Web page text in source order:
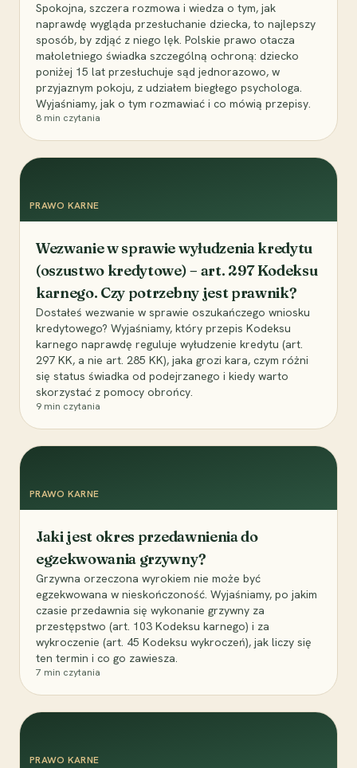
Spokojna, szczera rozmowa i wiedza o tym, jak
naprawdę wygląda przesłuchanie dziecka, to najlepszy
sposób, by zdjąć z niego lęk. Polskie prawo otacza
małoletniego świadka szczególną ochroną: dziecko
poniżej 15 lat przesłuchuje sąd jednorazowo, w
przyjaznym pokoju, z udziałem biegłego psychologa.
Wyjaśniamy, jak o tym rozmawiać i co mówią przepisy.
8 min czytania
PRAWO KARNE
Wezwanie w sprawie wyłudzenia kredytu
(oszustwo kredytowe) – art. 297 Kodeksu
karnego. Czy potrzebny jest prawnik?
Dostałeś wezwanie w sprawie oszukańczego wniosku
kredytowego? Wyjaśniamy, który przepis Kodeksu
karnego naprawdę reguluje wyłudzenie kredytu (art.
297 KK, a nie art. 285 KK), jaka grozi kara, czym różni
się status świadka od podejrzanego i kiedy warto
skorzystać z pomocy obrońcy.
9 min czytania
PRAWO KARNE
Jaki jest okres przedawnienia do
egzekwowania grzywny?
Grzywna orzeczona wyrokiem nie może być
egzekwowana w nieskończoność. Wyjaśniamy, po jakim
czasie przedawnia się wykonanie grzywny za
przestępstwo (art. 103 Kodeksu karnego) i za
wykroczenie (art. 45 Kodeksu wykroczeń), jak liczy się
ten termin i co go zawiesza.
7 min czytania
PRAWO KARNE